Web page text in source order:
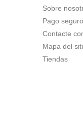
Sobre
Pago seguro
Contacte
Mapa del
Tiendas